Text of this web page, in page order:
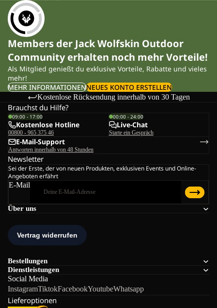
Members der Jack Wolfskin Outdoor
Community erhalten noch mehr Vorteile!
Als Mitglied genießt du exklusive Vorteile, Rabatte und vieles
mehr!
MEHR INFORMATIONENNEUES KONTO ERSTELLEN
Kostenlose Rücksendung innerhalb von 30 Tagen
Über uns
Bestellungen
Dienstleistungen
Social Media
InstagramTiktokFacebookYoutubeWhatsapp
Lieferoptionen
Brauchst du Hilfe?
09:00 - 17:00
Kostenlose Hotline
00800 - 965 375 46
00:00 - 24:00
Live-Chat
Starte ein Gespräch
E-Mail-Support
Antworten innerhalb von 48 Stunden
Newsletter
Sei der Erste, der von neuen Produkten, exklusiven Events und Online-
Angeboten erfährt
E-Mail